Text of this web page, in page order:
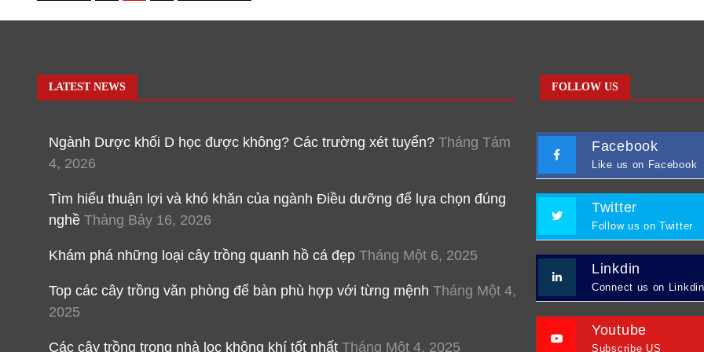
hướng
viết
LATEST NEWS
Ngành Dược khối D học được không? Các trường xét tuyển? Tháng Tám
4, 2026
Tìm hiểu thuận lợi và khó khăn của ngành Điều dưỡng để lựa chọn đúng
nghề Tháng Bảy 16, 2026
Khám phá những loại cây trồng quanh hồ cá đẹp Tháng Một 6, 2025
Top các cây trồng văn phòng để bàn phù hợp với từng mệnh Tháng Một 4,
2025
Các cây trồng trong nhà lọc không khí tốt nhất Tháng Một 4, 2025
FOLLOW US
Facebook
Like us on Facebook
Twitter
Follow us on Twitter
Linkdin
Connect us on Linkdin
Youtube
Subscribe US